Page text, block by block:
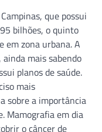
que possui
bilhões, o quinto
em zona urbana. A
mais sabendo
planos de saúde.
mais
sobre a importância
Mamografia em dia
o câncer de